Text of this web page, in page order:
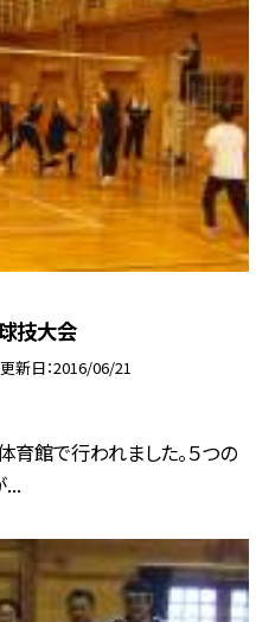
技大会
更新日 2016/06/21
館で行われました。５つの
...